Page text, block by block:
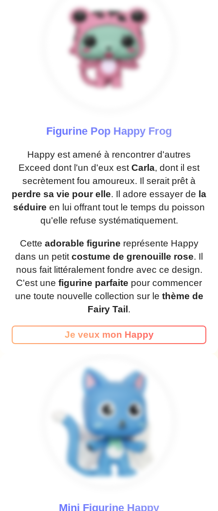
Figurine Pop Happy Frog
Happy est amené à rencontrer d'autres
Exceed dont l'un d'eux est Carla, dont il est
secrètement fou amoureux. Il serait prêt à
perdre sa vie pour elle. Il adore essayer de la
séduire en lui offrant tout le temps du poisson
qu'elle refuse systématiquement.
Cette adorable figurine représente Happy
dans un petit costume de grenouille rose. Il
nous fait littéralement fondre avec ce design.
C'est une figurine parfaite pour commencer
une toute nouvelle collection sur le thème de
Fairy Tail .
Je veux mon Happy
Mini Figurine Happy